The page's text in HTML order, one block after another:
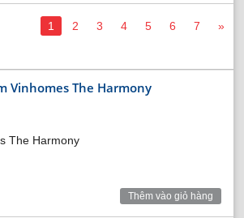
1 2 3 4 5 6 7 »
Vinhomes The Harmony
The Harmony
Thêm vào giỏ hàng